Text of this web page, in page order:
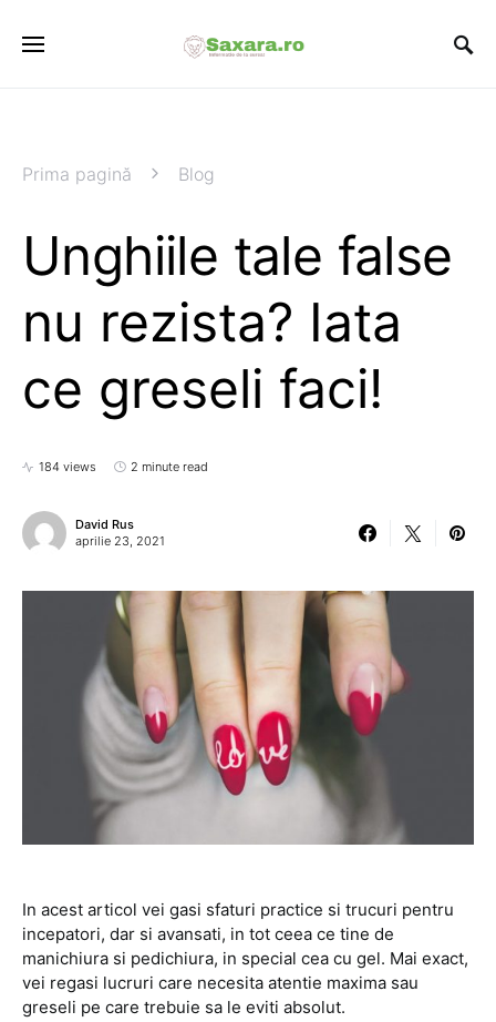
Prima pagină Blog
Unghiile tale false
nu rezista? Iata
ce greseli faci!
184 views 2 minute read
David Rus
aprilie 23, 2021
In acest articol vei gasi sfaturi practice si trucuri pentru
incepatori, dar si avansati, in tot ceea ce tine de
manichiura si pedichiura, in special cea cu gel. Mai exact,
vei regasi lucruri care necesita atentie maxima sau
greseli pe care trebuie sa le eviti absolut.